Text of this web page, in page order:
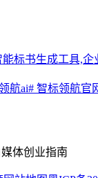
标书生成工具,企
航ai# 智标领航官
体创业指南